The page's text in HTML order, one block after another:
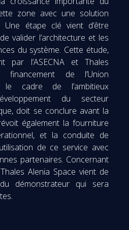
zone avec une solution
Une étape clé vient d’être
valider l’architecture et les
du système. Cette étude,
par l’ASECNA et Thales
de l’Union
le cadre de l’ambitieux
du secteur
doit se conclure avant la
également la fourniture
et la conduite de
de ce service avec
partenaires. Concernant
Alenia Space vient de
démonstrateur qui sera